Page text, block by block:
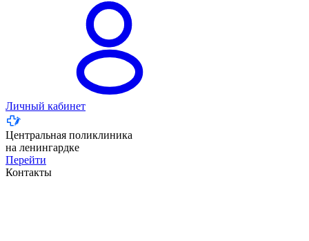
Личный кабинет
Центральная поликлиника
на ленингардке
Перейти
Контакты